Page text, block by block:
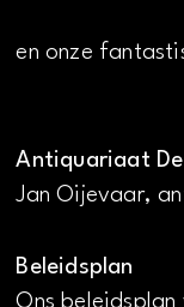
en onze
Antiquariaat
Jan Oijevaar,
Beleidsplan